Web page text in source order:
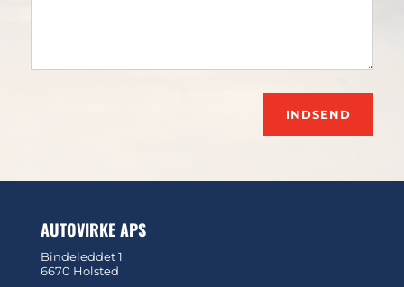
INDSEND
AUTOVIRKE APS
Bindeleddet 1
6670 Holsted